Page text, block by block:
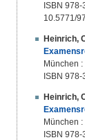
ISBN
10.5771/
Heinrich,
München
ISBN
Heinrich,
München
ISBN